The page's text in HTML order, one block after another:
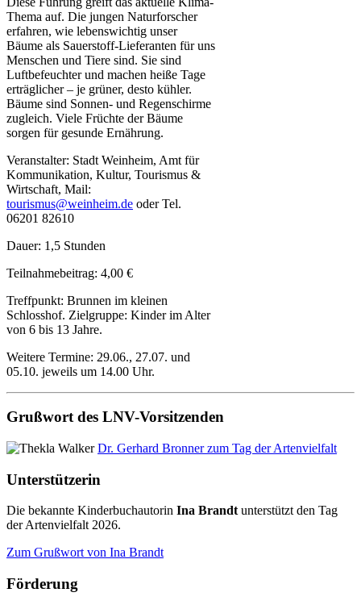
Thema auf. Die jungen Naturforscher
erfahren, wie lebenswichtig unser
Bäume als Sauerstoff-Lieferanten für uns
Menschen und Tiere sind. Sie sind
Luftbefeuchter und machen heiße Tage
erträglicher – je grüner, desto kühler.
Bäume sind Sonnen- und Regenschirme
zugleich. Viele Früchte der Bäume
sorgen für gesunde Ernährung.
Veranstalter: Stadt Weinheim, Amt für
Kommunikation, Kultur, Tourismus &
Wirtschaft, Mail:
tourismus@weinheim.de oder Tel.
06201 82610
Dauer: 1,5 Stunden
Teilnahmebeitrag: 4,00 €
Treffpunkt: Brunnen im kleinen
Schlosshof. Zielgruppe: Kinder im Alter
von 6 bis 13 Jahre.
Weitere Termine: 29.06., 27.07. und
05.10. jeweils um 14.00 Uhr.
Grußwort des LNV-Vorsitzenden
Dr. Gerhard Bronner zum Tag der Artenvielfalt
Unterstützerin
Die bekannte Kinderbuchautorin Ina Brandtunterstützt den Tag
der Artenvielfalt 2026.
Zum Grußwort von Ina Brandt
Förderung